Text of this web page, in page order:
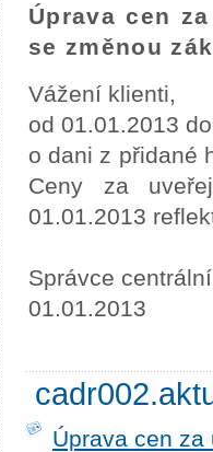
Úprava cen
se změnou
Vážení klienti,
od 01.01.2013
o dani z přidané
Ceny za
01.01.2013
Správce
01.01.2013
Úprava cen